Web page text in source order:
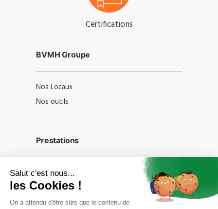
Certifications
BVMH Groupe
Nos Locaux
Nos outils
Prestations
Ateliers prévention
Formations professionnelles
Audits